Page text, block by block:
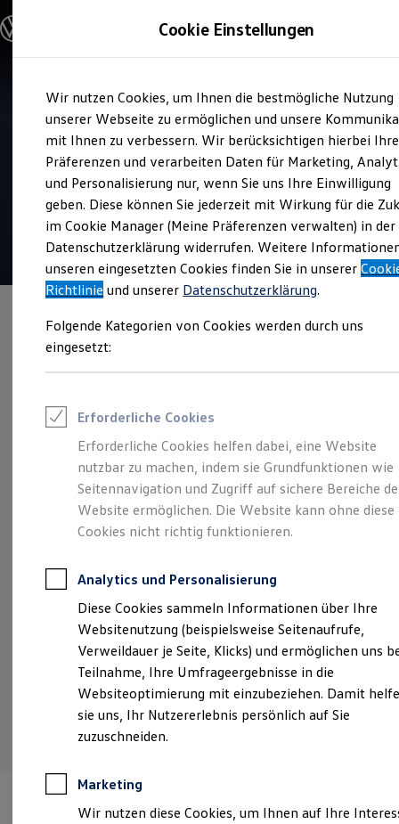
Hauptinhalt
springen
Footer
springen
Modelle und Konfigurator
Modelle vergleichen
Elektroautos
ENERGY Sondermodelle
Nutzfahrzeuge
SUV und CUV
Familienautos
Kombis
Kompaktwagen
Sportwagen
Schnell verfügbare Fahrzeuge
Angebote und Produkte
Aktuelle Angebote
E-Auto-Förderung
Volkswagen Marktplatz
Junge Gebrauchtwagen und Gebrauchtwagen
Volkswagen Zertifizierte Gebrauchtwagen
Zubehör- und Serviceangebote
Leasing
Leasing-Angebote
Gebrauchtwagen Leasing
Junge Gebrauchtwagen-Leasing
Elektroauto Leasing
Kleinwagen-Leasing
Leasing ohne Anzahlung
Finanzierung
Kfz-Versicherung
Restschuldversicherungen
Garantien
Wartungsverträge
Geschäftskunden
Professional Class bei Volkswagen
Großkunden
Behörden
Direktkunden
Sonderfahrzeuge
Anpfiff zum Gewinn
Elektroautos
ID. Tutorials
Der neue ID. Polo
Verkauf und Service
Autohaus Jacob Fleischhauer
Aachen
4.8| 576 Bewertungen
Angebot gültig bis 30.09.2026 Geschäftskunden
Sommer gut, Rate noch besser.
Der Sommer ist da – und unser Leasingangebot
macht ihn perfekt
Details ansehen
Cookie Einstellungen
Wir nutzen Cookies, um Ihnen die bestmögliche Nutzung
unserer Webseite zu ermöglichen und unsere
mit Ihnen zu verbessern. Wir berücksichtigen hierbei Ihre
Präferenzen und verarbeiten Daten für Marketing,
und Personalisierung nur, wenn Sie uns Ihre Einwilligung
geben. Diese können Sie jederzeit mit Wirkung für die
im Cookie Manager (Meine Präferenzen verwalten) in der
Datenschutzerklärung widerrufen. Weitere
unseren eingesetzten Cookies finden Sie in unserer
Richtlinie und unserer Datenschutzerklärung.
Folgende Kategorien von Cookies werden durch uns
eingesetzt:
Erforderliche Cookies
Erforderliche Cookies helfen dabei, eine Website
nutzbar zu machen, indem sie Grundfunktionen wie
Seitennavigation und Zugriff auf sichere Bereiche
Website ermöglichen. Die Website kann ohne diese
Cookies nicht richtig funktionieren.
Analytics und Personalisierung
Diese Cookies sammeln Informationen über Ihre
Websitenutzung (beispielsweise Seitenaufrufe,
Verweildauer je Seite, Klicks) und ermöglichen uns
Teilnahme, Ihre Umfrageergebnisse in die
Websiteoptimierung mit einzubeziehen. Damit
sie uns, Ihr Nutzererlebnis persönlich auf Sie
zuzuschneiden.
Marketing
Wir nutzen diese Cookies, um Ihnen auf Ihre